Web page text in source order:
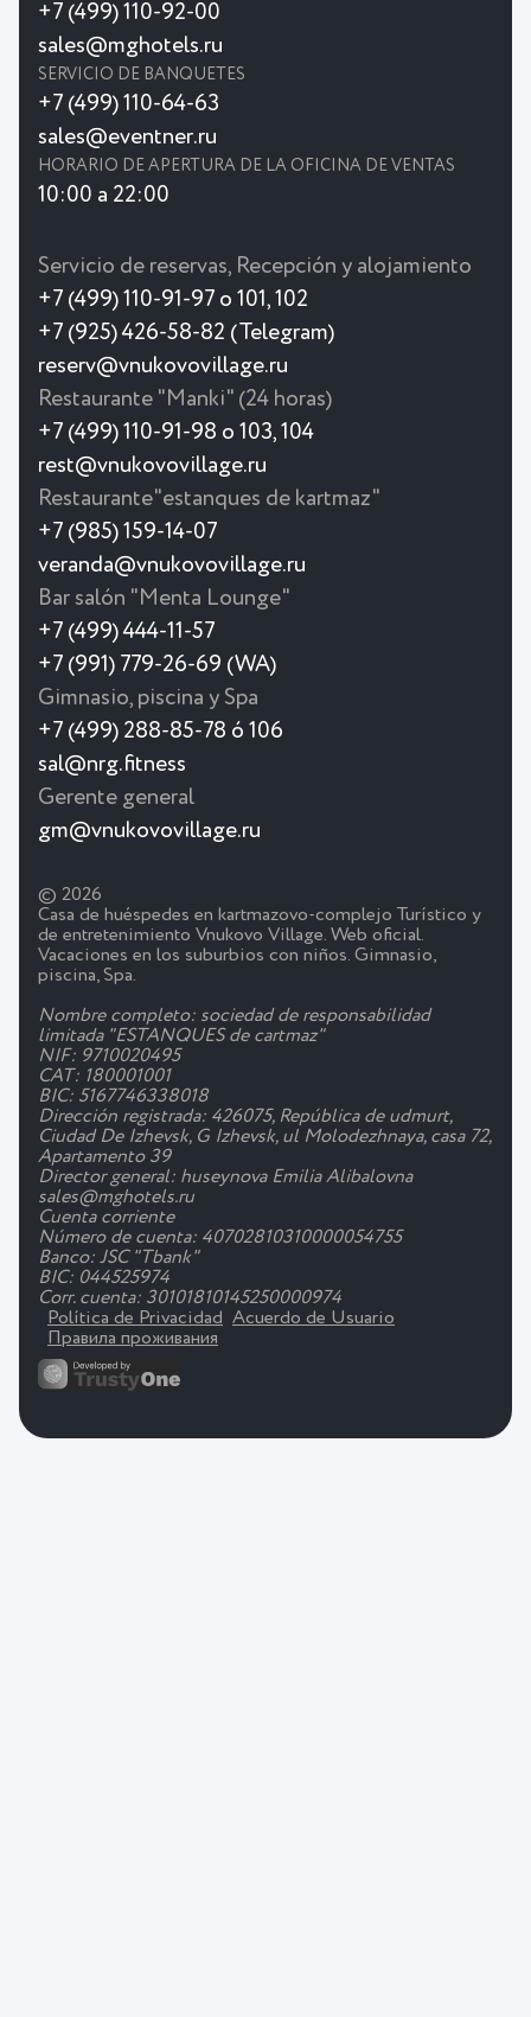
+7 (499) 110-92-00
sales@mghotels.ru
SERVICIO DE BANQUETES
+7 (499) 110-64-63
sales@eventner.ru
HORARIO DE APERTURA DE LA OFICINA DE VENTAS
10:00 a 22:00
Servicio de reservas, Recepción y alojamiento
+7 (499) 110-91-97 o 101, 102
+7 (925) 426-58-82 (Telegram)
reserv@vnukovovillage.ru
Restaurante "Manki" (24 horas)
+7 (499) 110-91-98 o 103, 104
rest@vnukovovillage.ru
Restaurante"estanques de kartmaz"
+7 (985) 159-14-07
veranda@vnukovovillage.ru
Bar salón "Menta Lounge"
+7 (499) 444-11-57
+7 (991) 779-26-69 (WA)
Gimnasio, piscina y Spa
+7 (499) 288-85-78 ó 106
sal@nrg.fitness
Gerente general
gm@vnukovovillage.ru
© 2026
Casa de huéspedes en kartmazovo-complejo Turístico y
de entretenimiento Vnukovo Village. Web oficial.
Vacaciones en los suburbios con niños. Gimnasio,
piscina, Spa.
Nombre completo: sociedad de responsabilidad
limitada "ESTANQUES de cartmaz"
NIF: 9710020495
CAT: 180001001
BIC: 5167746338018
Dirección registrada: 426075, República de udmurt,
Ciudad De Izhevsk, G Izhevsk, ul Molodezhnaya, casa 72,
Apartamento 39
Director general: huseynova Emilia Alibalovna
sales@mghotels.ru
Cuenta corriente
Número de cuenta: 40702810310000054755
Banco: JSC "Tbank"
BIC: 044525974
Corr. cuenta: 30101810145250000974
Política de Privacidad Acuerdo de Usuario
Правила проживания